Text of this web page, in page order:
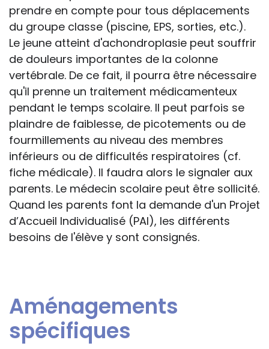
prendre en compte pour tous déplacements
du groupe classe (piscine, EPS, sorties, etc.).
Le jeune atteint d'achondroplasie peut souffrir
de douleurs importantes de la colonne
vertébrale. De ce fait, il pourra être nécessaire
qu'il prenne un traitement médicamenteux
pendant le temps scolaire. Il peut parfois se
plaindre de faiblesse, de picotements ou de
fourmillements au niveau des membres
inférieurs ou de difficultés respiratoires (cf.
fiche médicale). Il faudra alors le signaler aux
parents. Le médecin scolaire peut être sollicité.
Quand les parents font la demande d'un Projet
d’Accueil Individualisé (PAI), les différents
besoins de l'élève y sont consignés.
Aménagements
spécifiques